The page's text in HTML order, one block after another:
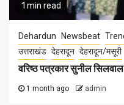
1 min read
Dehardun Newsbeat
उत्तराखंड देहरादून देहरादून/मसूरी
वरिष्ठ पत्रकार सुनील सिलवाल
1 month ago admin